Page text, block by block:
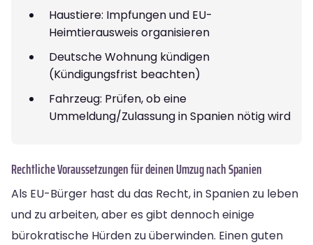
Haustiere: Impfungen und EU-
Heimtierausweis organisieren
Deutsche Wohnung kündigen
(Kündigungsfrist beachten)
Fahrzeug: Prüfen, ob eine
Ummeldung/Zulassung in Spanien nötig wird
Rechtliche Voraussetzungen für deinen Umzug nach Spanien
Als EU-Bürger hast du das Recht, in Spanien zu leben
und zu arbeiten, aber es gibt dennoch einige
bürokratische Hürden zu überwinden. Einen guten